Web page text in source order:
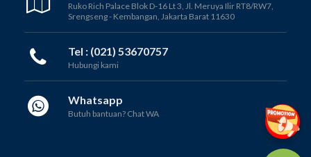
Ruko Rich Palace Blok D-16 Lt 3, Jl. Meruya Ilir RT8/RW7,
Srengseng - Kembangan, Jakarta Barat 11630
Tel : (021) 53670757
Hubungi kami
Whatsapp
Butuh bantuan? Chat WA